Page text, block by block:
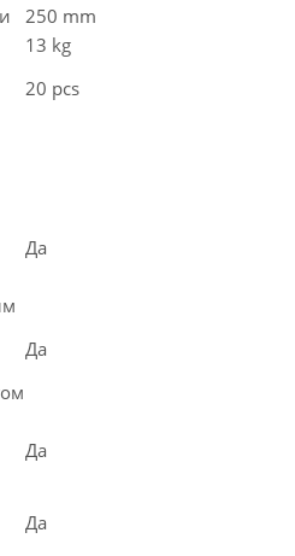
250 mm
13 kg
20 pcs
Да
Да
Да
Да